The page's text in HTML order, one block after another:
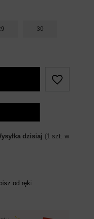
30
dzisiaj (1 szt. w
od ręki